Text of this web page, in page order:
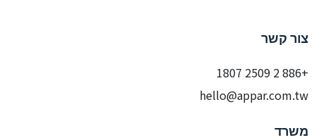
צור קשר
+886 2 2509 1807
hello@appar.com.tw
משרד